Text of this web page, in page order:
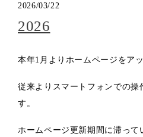
2026/03/22
2026
本年1月よりホームページをア
従来よりスマートフォンでの操
す。
ホームページ更新期間に滞って